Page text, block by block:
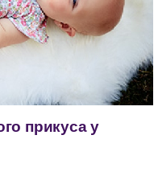
прикуса у